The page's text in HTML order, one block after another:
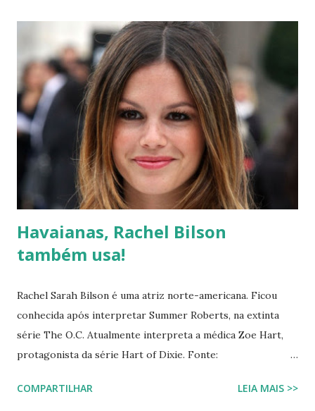
havaiano hawaianas top www.havaianos.com
havaiana.com.br hawaianas 2013 hawaianas.com.br nova
havaiana 2013 havaiana s blog mídias sociais midias sociais
blog novos modelos de havainas o que vestir site lojas
havianas havainanas os havaihanos havaiana.com lojas
havaians modelos de hawaianas havaina mídias socias
havaiana 50 anos havanas lojas hawaianas site da havaiana
site havaiana havaians loja hawaianas havianas colecao da
havainas lojas havaiana...
Havaianas, Rachel Bilson
também usa!
Rachel Sarah Bilson é uma atriz norte-americana. Ficou
conhecida após interpretar Summer Roberts, na extinta
série The O.C. Atualmente interpreta a médica Zoe Hart,
protagonista da série Hart of Dixie. Fonte:
ao seus pes hawaianas site hawaianas vídeos dos havaianos
COMPARTILHAR LEIA MAIS >>